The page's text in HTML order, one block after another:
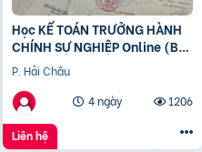
Học KẾ TOÁN TRƯỞNG HÀNH
CHÍNH SỰ NGHIỆP Online (Bộ
tài chính) cấp chứng chỉ để
bổ nhiệm
P. Hải Châu
4 ngày
1206
Liên hệ